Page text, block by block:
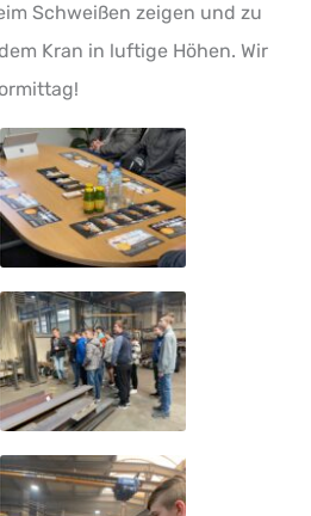
Schweißen zeigen und zu
Kran in luftige Höhen. Wir